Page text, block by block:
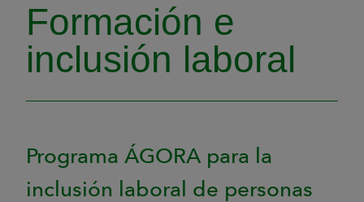
Formación e
inclusión laboral
Programa ÁGORA para la
inclusión laboral de personas